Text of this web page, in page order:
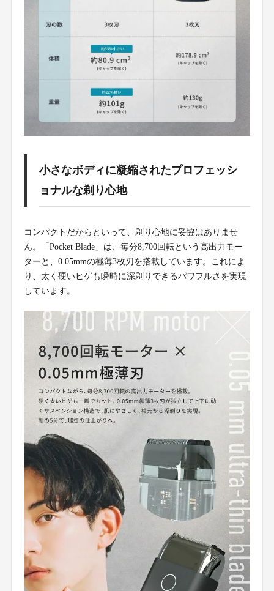
小さなボディに凝縮されたプロフェッシ
ョナルな剃り心地
コンパクトだからといって、剃り心地に妥協はありませ
ん。「Pocket Blade」は、毎分8,700回転という高出力モー
ターと、0.05mmの極薄3枚刃を搭載しています。これによ
り、太く硬いヒゲも瞬時に深剃りできるパワフルさを実現
しています。